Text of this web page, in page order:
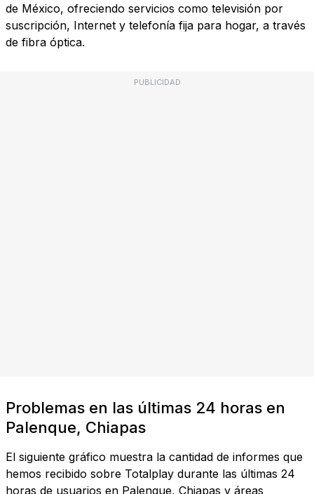
de México, ofreciendo servicios como televisión por
suscripción, Internet y telefonía fija para hogar, a través
de fibra óptica.
PUBLICIDAD
Problemas en las últimas 24 horas en
Palenque, Chiapas
El siguiente gráfico muestra la cantidad de informes que
hemos recibido sobre Totalplay durante las últimas 24
horas de usuarios en Palenque, Chiapas y áreas